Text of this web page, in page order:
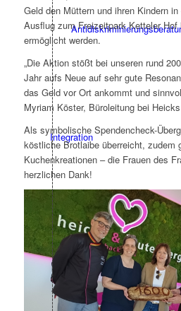
Integration
IZIF-Emmerich
Geld den Müttern und ihren Kindern
Ausflug zum Freizeitpark Ketteler Hof
ermöglicht werden.
„Die Aktion stößt bei unseren rund
Jahr aufs Neue auf sehr gute
das Geld vor Ort ankommt und
Myriam Köster, Büroleitung bei
Als symbolische Spendencheck-
köstliche Brotlaibe überreicht, zudem
Kuchenkreationen – die Frauen des
herzlichen Dank!